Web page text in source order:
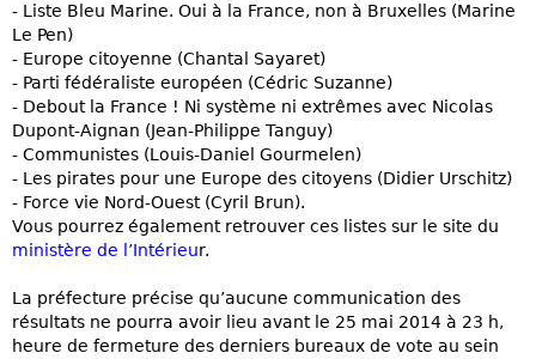
- Liste Bleu Marine. Oui à la France, non à Bruxelles (Marine
Le Pen)
- Europe citoyenne (Chantal Sayaret)
- Parti fédéraliste européen (Cédric Suzanne)
- Debout la France ! Ni système ni extrêmes avec Nicolas
Dupont-Aignan (Jean-Philippe Tanguy)
- Communistes (Louis-Daniel Gourmelen)
- Les pirates pour une Europe des citoyens (Didier Urschitz)
- Force vie Nord-Ouest (Cyril Brun).
Vous pourrez également retrouver ces listes sur le site du
ministère de l’Intérieur.
La préfecture précise qu’aucune communication des
résultats ne pourra avoir lieu avant le 25 mai 2014 à 23 h,
heure de fermeture des derniers bureaux de vote au sein